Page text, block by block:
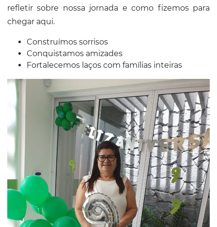
refletir sobre nossa jornada e como fizemos para
chegar aqui.
Construímos sorrisos
Conquistamos amizades
Fortalecemos laços com famílias inteiras